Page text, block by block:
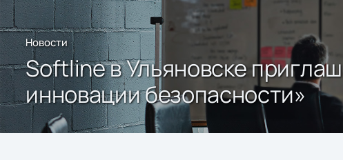
Новости
Softline в Ульяновске
инновации безопасности»